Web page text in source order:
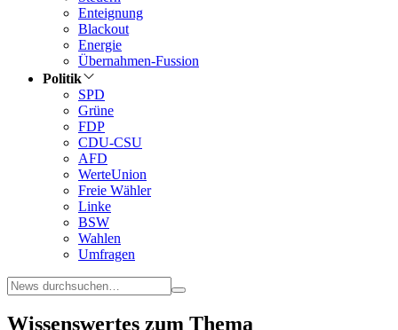
Enteignung
Blackout
Energie
Übernahmen-Fussion
Politik
SPD
Grüne
FDP
CDU-CSU
AFD
WerteUnion
Freie Wähler
Linke
BSW
Wahlen
Umfragen
Wissenswertes zum Thema